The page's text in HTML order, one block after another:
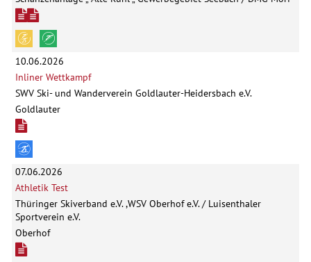
10.06.2026
Inliner Wettkampf
SWV Ski- und Wanderverein Goldlauter-Heidersbach e.V.
Goldlauter
07.06.2026
Athletik Test
Thüringer Skiverband e.V. ,WSV Oberhof e.V. / Luisenthaler
Sportverein e.V.
Oberhof